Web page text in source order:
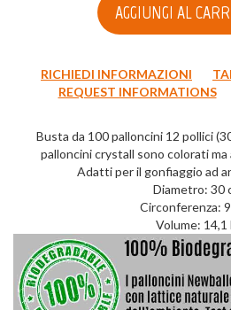
AGGIUNGI AL
RICHIEDI INFORMAZIONI
REQUEST INFORMATIONS
Busta da 100 palloncini 12 pollici
palloncini crystall sono colorati
Adatti per il gonfiaggio ad
Diametro: 30
Circonferenza:
Volume: 14,1